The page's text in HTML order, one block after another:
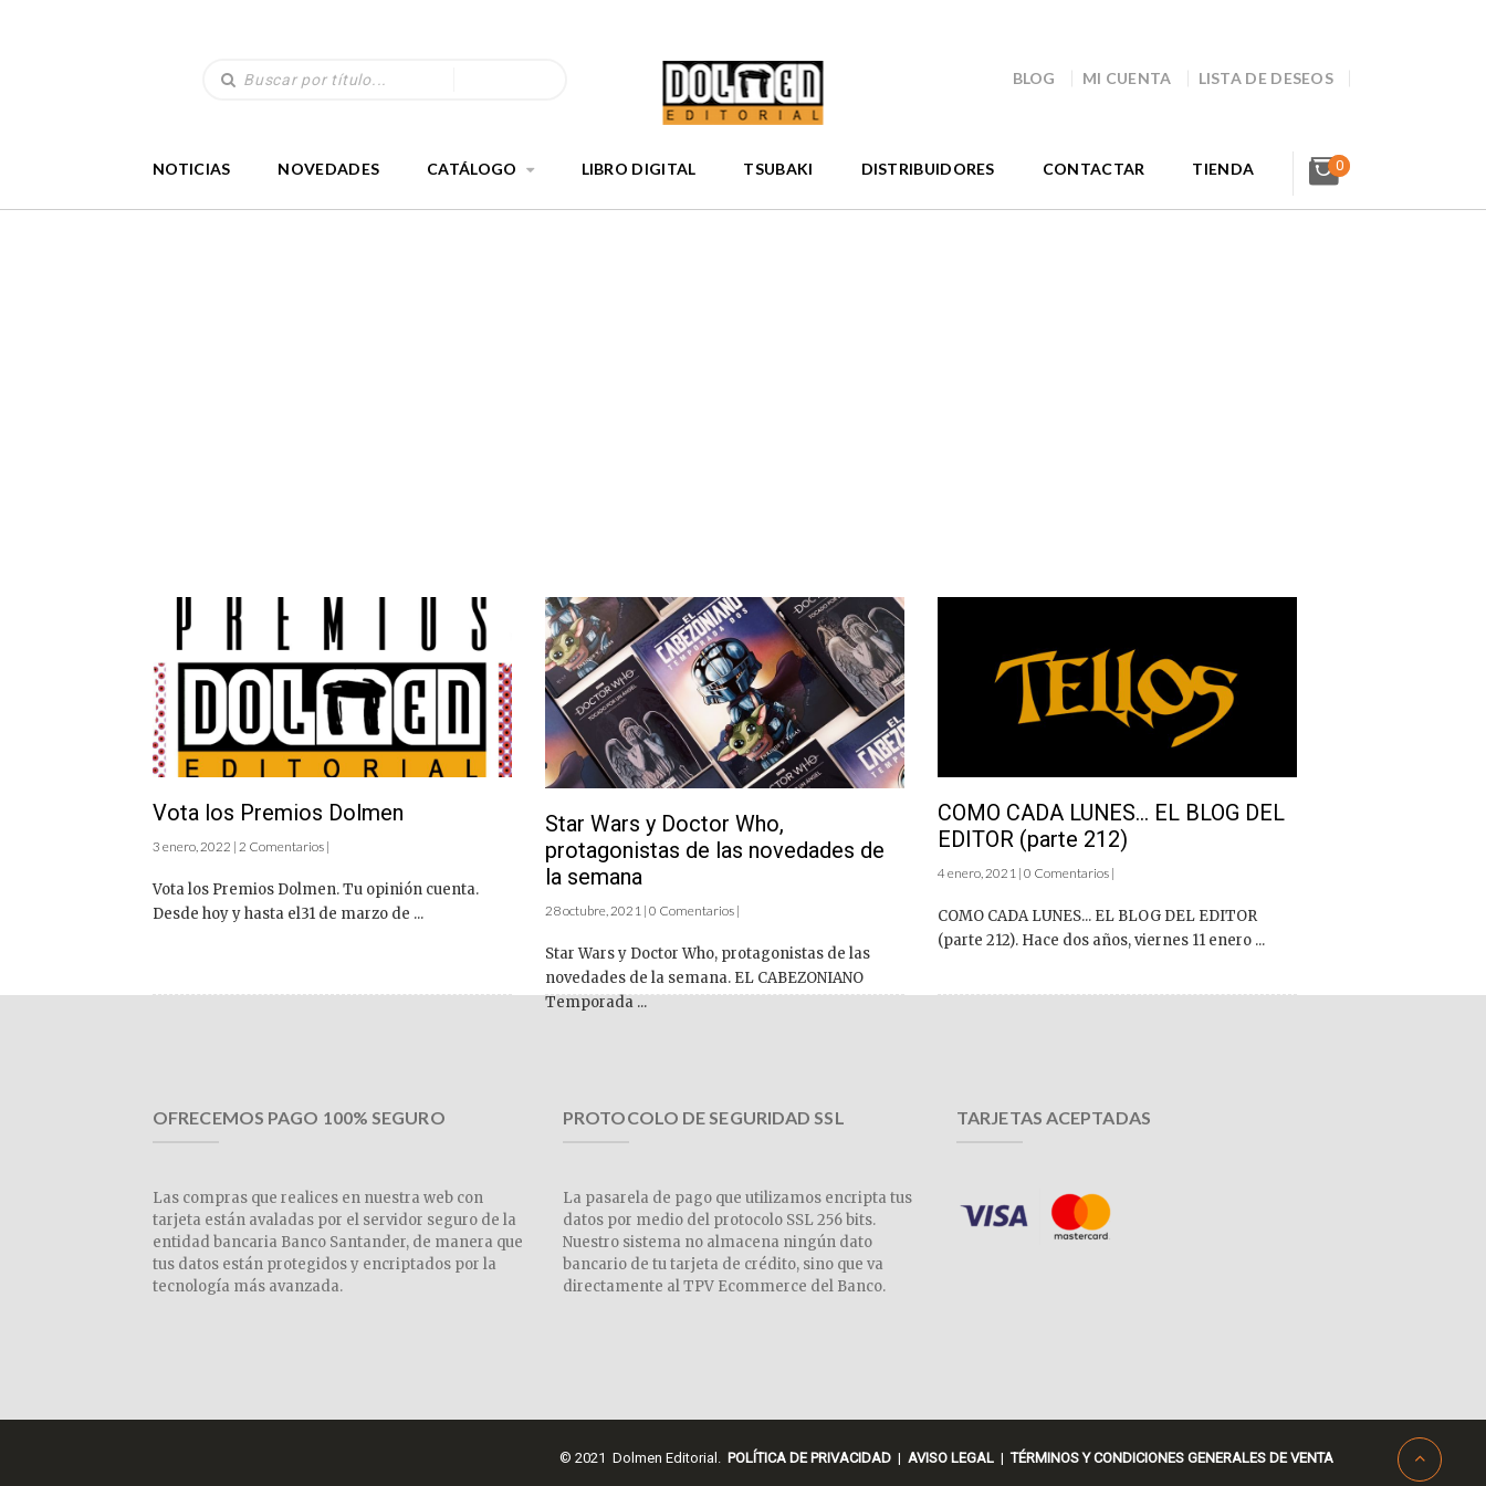
BLOG MI CUENTA LISTA DE DESEOS
NOTICIAS NOVEDADES CATÁLOGO LIBRO DIGITAL TSUBAKI DISTRIBUIDORES CONTACTAR TIENDA 0
Vota los Premios Dolmen
3 enero, 2022 | 2 Comentarios |
Vota los Premios Dolmen. Tu opinión cuenta.
Desde hoy y hasta el31 de marzo de ...
Star Wars y Doctor Who,
protagonistas de las novedades de
la semana
28 octubre, 2021 | 0 Comentarios |
Star Wars y Doctor Who, protagonistas de las
novedades de la semana. EL CABEZONIANO
Temporada ...
COMO CADA LUNES… EL BLOG DEL
EDITOR (parte 212)
4 enero, 2021 | 0 Comentarios |
COMO CADA LUNES... EL BLOG DEL EDITOR
(parte 212). Hace dos años, viernes 11 enero ...
OFRECEMOS PAGO 100% SEGURO
Las compras que realices en nuestra web con
tarjeta están avaladas por el servidor seguro de la
entidad bancaria Banco Santander, de manera que
tus datos están protegidos y encriptados por la
tecnología más avanzada.
PROTOCOLO DE SEGURIDAD SSL
La pasarela de pago que utilizamos encripta tus
datos por medio del protocolo SSL 256 bits.
Nuestro sistema no almacena ningún dato
bancario de tu tarjeta de crédito, sino que va
directamente al TPV Ecommerce del Banco.
TARJETAS ACEPTADAS
© 2021 Dolmen Editorial. POLÍTICA DE PRIVACIDAD | AVISO LEGAL |TÉRMINOS Y CONDICIONES GENERALES DE VENTA